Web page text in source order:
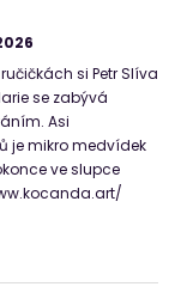
si Petr Slíva
se zabývá
Asi
je mikro medvídek
ve slupce